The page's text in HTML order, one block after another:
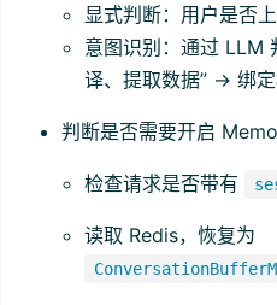
显式判断：用户是否
意图识别：通过 LLM
译、提取数据” → 绑
判断是否需要开启
检查请求是否带有
读取 Redis，恢复为